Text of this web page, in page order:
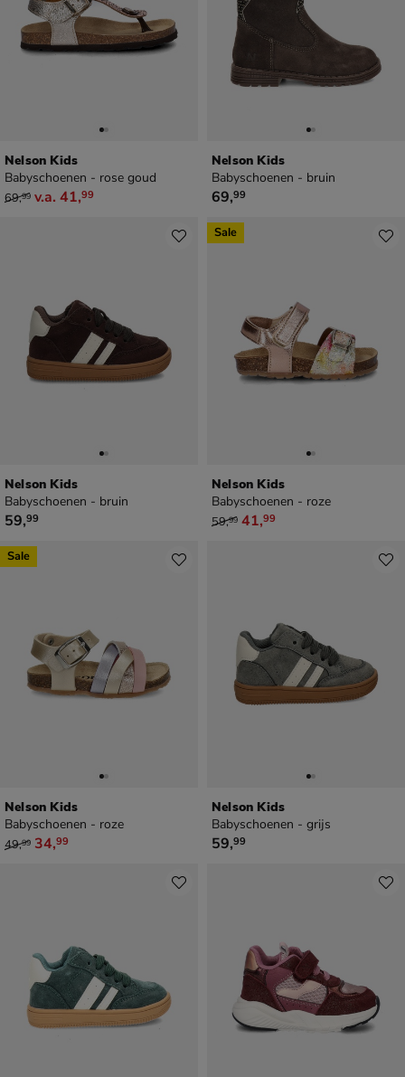
Nelson Kids
Babyschoenen - rose goud
van € 69,99 vanaf € 41,99
69,99 v.a. 41,99
Nelson Kids
Babyschoenen - bruin
€ 69,99
69,99
Nelson Kids
Babyschoenen - bruin
€ 59,99
59,99
Nelson Kids
Babyschoenen - roze
van € 59,99 voor € 41,99
59,99 41,99
Sale
Nelson Kids
Babyschoenen - roze
van € 49,99 voor € 34,99
49,99 34,99
Sale
Nelson Kids
Babyschoenen - grijs
€ 59,99
59,99